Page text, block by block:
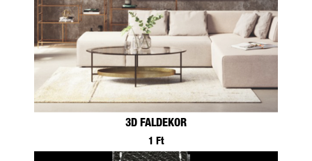
3D FALDEKOR
1 Ft